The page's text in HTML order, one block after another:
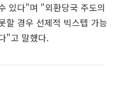
있다"며 "외환당국 주도의
할 경우 선제적 빅스텝 가능
"고 말했다.